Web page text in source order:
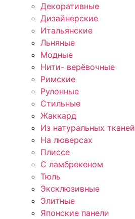
Декоративные
Дизайнерские
Итальянские
Льняные
Модные
Нити- верёвочные
Римские
Рулонные
Стильные
Жаккард
Из натуральных тканей
На люверсах
Плиссе
С ламбрекеном
Тюль
Эксклюзивные
Элитные
Японские панели